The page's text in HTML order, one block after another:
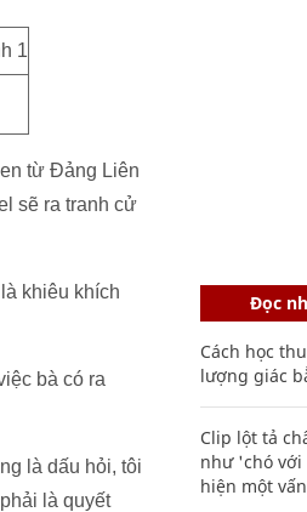
từ Đảng Liên
sẽ ra tranh cử
khiêu khích
bà có ra
là dấu hỏi, tôi
là quyết
Đọc
Cách học
lượng giác
Clip lột tả
như 'chó
hiện một